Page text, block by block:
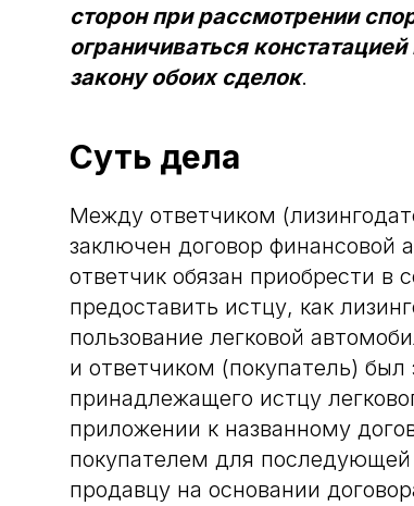
сторон при рассмотрении
ограничиваться
закону обоих сделок.
Суть дела
Между ответчиком
заключен договор финансовой
ответчик обязан приобрести в
предоставить истцу, как
пользование легковой
и ответчиком (покупатель)
принадлежащего истцу
приложении к названному
покупателем для
продавцу на основании